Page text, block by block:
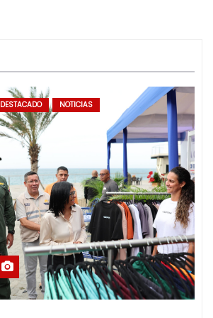
DESTACADO NOTICIAS